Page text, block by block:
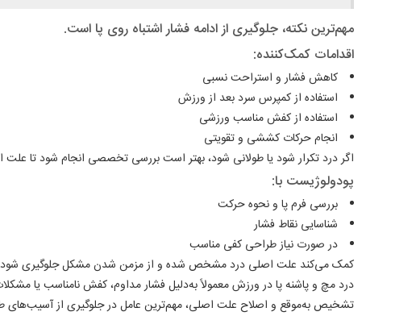
مهم‌ترین نکته، جلوگیری از ادامه فشار اشتباه روی پا است.
اقدامات کمک‌کننده:
کاهش فشار و استراحت نسبی
استفاده از کمپرس سرد بعد از ورزش
استفاده از کفش مناسب ورزشی
انجام حرکات کششی و تقویتی
اگر درد تکرار شود یا طولانی شود، بهتر است بررسی تخصصی انجام شود تا
پودولوژیست با:
بررسی فرم پا و نحوه حرکت
شناسایی نقاط فشار
در صورت نیاز طراحی کفی مناسب
کمک می‌کند علت اصلی درد مشخص شده و از مزمن شدن مشکل جلوگیری
درد مچ و پاشنه پا در ورزش معمولاً به‌دلیل فشار مداوم، کفش نامناسب یا
تشخیص به‌موقع و اصلاح علت اصلی، مهم‌ترین عامل در جلوگیری از